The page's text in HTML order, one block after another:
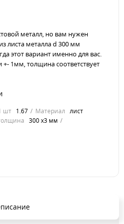
металл, но вам нужен
листа металла d 300 мм
этот вариант именно для вас.
+- 1мм, толщина соответствует
шт 1.67 Материал лист
300 х3 мм